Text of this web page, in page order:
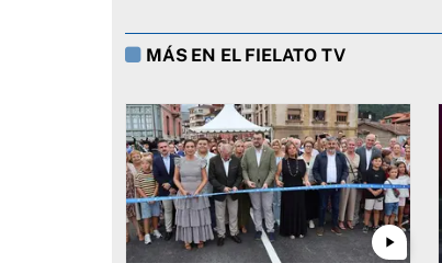
MÁS EN EL FIELATO TV
play_arrow